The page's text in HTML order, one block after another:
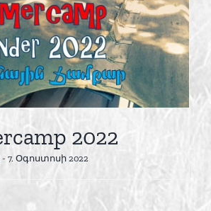
2022
- 7. Օգոստոսի 2022